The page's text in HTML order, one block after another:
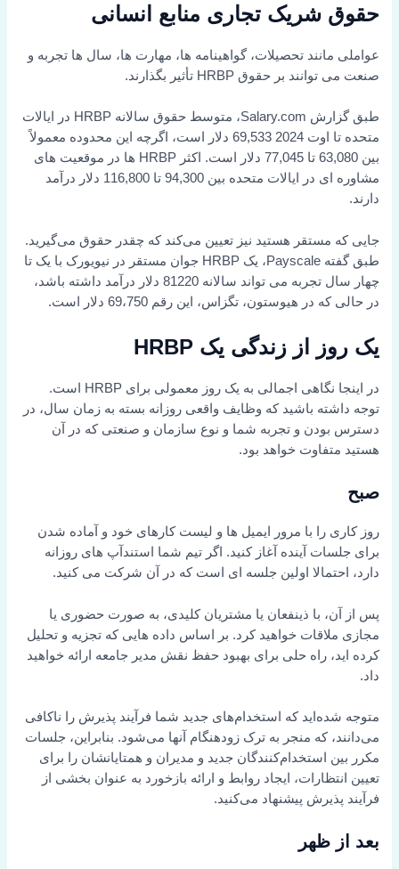
حقوق شریک تجاری منابع انسانی
عواملی مانند تحصیلات، گواهینامه ها، مهارت ها، سال ها تجربه و
صنعت می توانند بر حقوق HRBP تأثیر بگذارند.
طبق گزارش Salary.com، متوسط حقوق سالانه HRBP در ایالات
متحده تا اوت 2024 69,533 دلار است، اگرچه این محدوده معمولاً
بین 63,080 تا 77,045 دلار است. اکثر HRBP ها در موقعیت های
مشاوره ای در ایالات متحده بین 94,300 تا 116,800 دلار درآمد
دارند.
جایی که مستقر هستید نیز تعیین می‌کند که چقدر حقوق می‌گیرید.
طبق گفته Payscale، یک HRBP جوان مستقر در نیویورک با یک تا
چهار سال تجربه می تواند سالانه 81220 دلار درآمد داشته باشد،
در حالی که در هیوستون، تگزاس، این رقم 69،750 دلار است.
یک روز از زندگی یک HRBP
در اینجا نگاهی اجمالی به یک روز معمولی برای HRBP است.
توجه داشته باشید که وظایف واقعی روزانه بسته به زمان سال، در
دسترس بودن و تجربه شما و نوع سازمان و صنعتی که در آن
هستید متفاوت خواهد بود.
صبح
روز کاری را با مرور ایمیل ها و لیست کارهای خود و آماده شدن
برای جلسات آینده آغاز کنید. اگر تیم شما استندآپ های روزانه
دارد، احتمالا اولین جلسه ای است که در آن شرکت می کنید.
پس از آن، با ذینفعان یا مشتریان کلیدی، به صورت حضوری یا
مجازی ملاقات خواهید کرد. بر اساس داده هایی که تجزیه و تحلیل
کرده اید، راه حلی برای بهبود حفظ نقش مدیر جامعه ارائه خواهید
داد.
متوجه شده‌اید که استخدام‌های جدید شما فرآیند پذیرش را ناکافی
می‌دانند، که منجر به ترک زودهنگام آنها می‌شود. بنابراین، جلسات
مکرر بین استخدام‌کنندگان جدید و مدیران و همتایانشان را برای
تعیین انتظارات، ایجاد روابط و ارائه بازخورد به عنوان بخشی از
فرآیند پذیرش پیشنهاد می‌کنید.
بعد از ظهر